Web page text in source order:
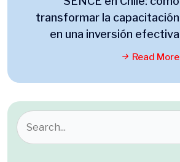
transformar la capacitación
en una inversión efectiva
Read More